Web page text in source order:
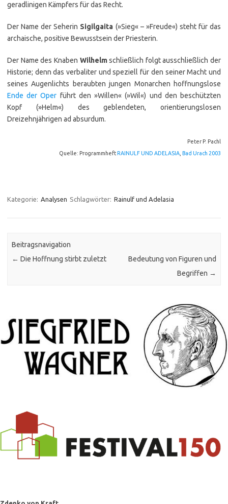
geradlinigen Kämpfers für das Recht.
Der Name der Seherin Sigilgaita (»Sieg« – »Freude«) steht für das
archaische, positive Bewusstsein der Priesterin.
Der Name des Knaben Wilhelmschließlich folgt ausschließlich der
Historie; denn das verbaliter und speziell für den seiner Macht und
seines Augenlichts beraubten jungen Monarchen hoffnungslose
Ende der Oper führt den »Willen« (»Wil«) und den beschützten
Kopf (»Helm«) des geblendeten, orientierungslosen
Dreizehnjährigen ad absurdum.
Peter P. Pachl
Quelle: ProgrammheftRAINULF UND ADELASIA Bad Urach 2003
Kategorie: Analysen Schlagwörter: Rainulf und Adelasia
Beitragsnavigation
← Die Hoffnung stirbt zuletzt
Bedeutung von Figuren und
Begriffen →